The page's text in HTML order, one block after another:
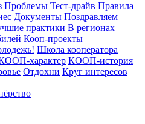
Проблемы Тест-драйв Правила
Документы Поздравляем
практики В регионах
Кооп-проекты
Школа кооператора
характер КООП-история
Отдохни Круг интересов